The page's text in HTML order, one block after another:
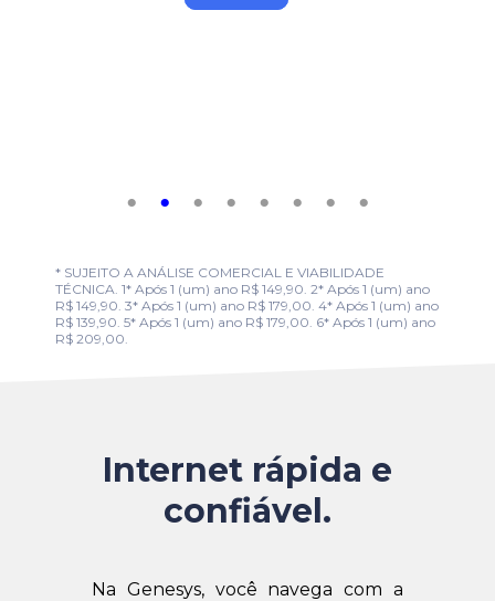
* SUJEITO A ANÁLISE COMERCIAL E VIABILIDADE
TÉCNICA. 1* Após 1 (um) ano R$ 149,90. 2* Após 1 (um) ano
R$ 149,90. 3* Após 1 (um) ano R$ 179,00. 4* Após 1 (um) ano
R$ 139,90. 5* Após 1 (um) ano R$ 179,00. 6* Após 1 (um) ano
R$ 209,00.
Internet rápida e
confiável.
Na Genesys, você navega com a